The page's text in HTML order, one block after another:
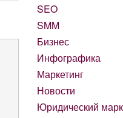
SEO
SMM
Бизнес
Инфографика
Маркетинг
Новости
Юридический